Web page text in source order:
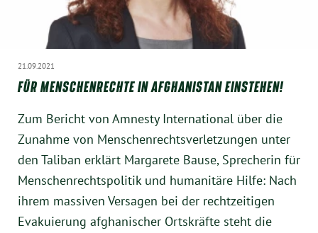
21.09.2021
FÜR MENSCHENRECHTE IN AFGHANISTAN EINSTEHEN!
Zum Bericht von Amnesty International über die
Zunahme von Menschenrechtsverletzungen unter
den Taliban erklärt Margarete Bause, Sprecherin für
Menschenrechtspolitik und humanitäre Hilfe: Nach
ihrem massiven Versagen bei der rechtzeitigen
Evakuierung afghanischer Ortskräfte steht die